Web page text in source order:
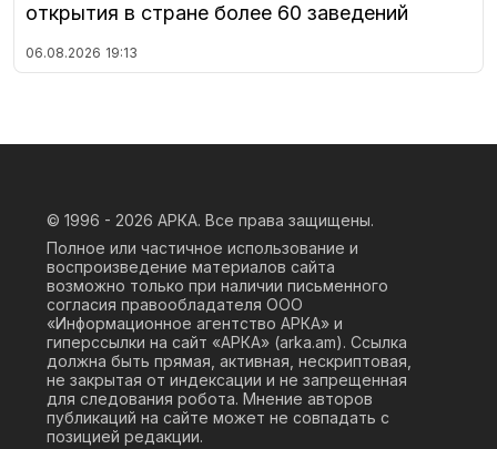
открытия в стране более 60 заведений
06.08.2026 19:13
© 1996 - 2026 АРКА. Все права защищены.
Полное или частичное использование и
воспроизведение материалов сайта
возможно только при наличии письменного
согласия правообладателя ООО
«Информационное агентство АРКА» и
гиперссылки на сайт «АРКА» (arka.am). Ссылка
должна быть прямая, активная, нескриптовая,
не закрытая от индексации и не запрещенная
для следования робота. Мнение авторов
публикаций на сайте может не совпадать с
позицией редакции.